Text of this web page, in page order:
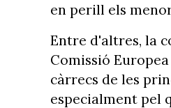
en perill els
Entre d'altres, la
Comissió
càrrecs de les
especialment pel